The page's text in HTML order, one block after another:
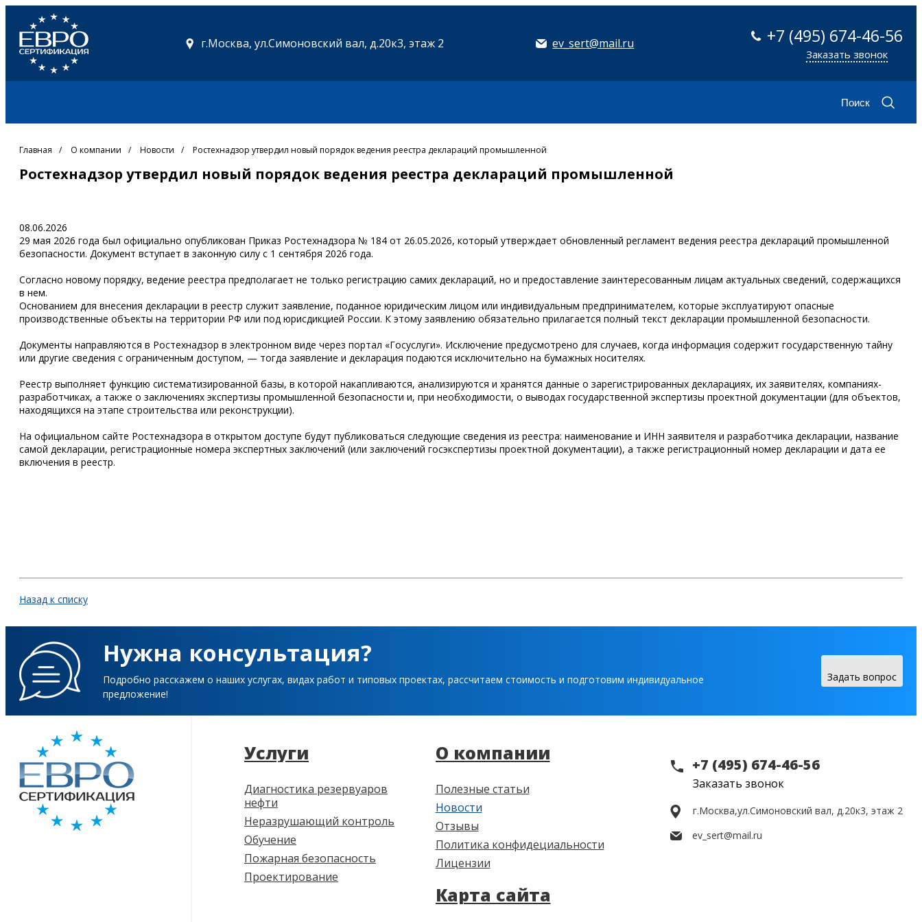
г.Москва, ул.Симоновский вал, д.20к3, этаж 2 ev_sert@mail.ru +7 (495) 674-46-56
Заказать звонок
Поиск
Главная / О компании / Новости / Ростехнадзор утвердил новый порядок ведения реестра деклараций промышленной
Ростехнадзор утвердил новый порядок ведения реестра деклараций промышленной
08.06.2026
29 мая 2026 года был официально опубликован Приказ Ростехнадзора № 184 от 26.05.2026, который утверждает обновленный регламент ведения реестра деклараций промышленной
безопасности. Документ вступает в законную силу с 1 сентября 2026 года.
Согласно новому порядку, ведение реестра предполагает не только регистрацию самих деклараций, но и предоставление заинтересованным лицам актуальных сведений, содержащихся
в нем.
Основанием для внесения декларации в реестр служит заявление, поданное юридическим лицом или индивидуальным предпринимателем, которые эксплуатируют опасные
производственные объекты на территории РФ или под юрисдикцией России. К этому заявлению обязательно прилагается полный текст декларации промышленной безопасности.
Документы направляются в Ростехнадзор в электронном виде через портал «Госуслуги». Исключение предусмотрено для случаев, когда информация содержит государственную тайну
или другие сведения с ограниченным доступом, — тогда заявление и декларация подаются исключительно на бумажных носителях.
Реестр выполняет функцию систематизированной базы, в которой накапливаются, анализируются и хранятся данные о зарегистрированных декларациях, их заявителях, компаниях-
разработчиках, а также о заключениях экспертизы промышленной безопасности и, при необходимости, о выводах государственной экспертизы проектной документации (для объектов,
находящихся на этапе строительства или реконструкции).
На официальном сайте Ростехнадзора в открытом доступе будут публиковаться следующие сведения из реестра: наименование и ИНН заявителя и разработчика декларации, название
самой декларации, регистрационные номера экспертных заключений (или заключений госэкспертизы проектной документации), а также регистрационный номер декларации и дата ее
включения в реестр.
Назад к списку
Нужна консультация?
Подробно расскажем о наших услугах, видах работ и типовых проектах, рассчитаем стоимость и подготовим индивидуальное
предложение!
Задать вопрос
Услуги
Диагностика резервуаров
нефти
Неразрушающий контроль
Обучение
Пожарная безопасность
Проектирование
О компании
Полезные статьи
Новости
Отзывы
Политика конфидециальности
Лицензии
Карта сайта
+7 (495) 674-46-56
Заказать звонок
г.Москва,ул.Симоновский вал, д.20к3, этаж 2
ev_sert@mail.ru